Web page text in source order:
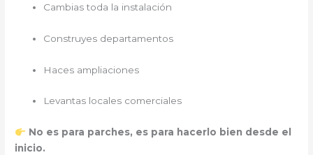
Cambias toda la instalación
Construyes departamentos
Haces ampliaciones
Levantas locales comerciales
No es para parches, es para hacerlo bien desde el
inicio.